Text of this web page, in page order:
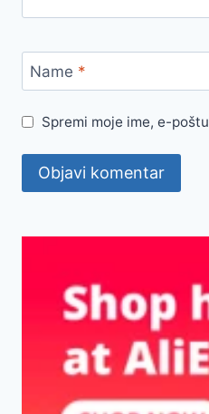
Name *
Spremi moje ime, e-